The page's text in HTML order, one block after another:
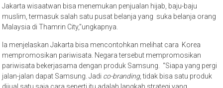
Jakarta wisaatwan bisa menemukan penjualan hijab, baju-baju
muslim, termasuk salah satu pusat belanja yang suka belanja orang
Malaysia di Thamrin City,”ungkapnya.
Ia menjelaskan Jakarta bisa mencontohkan melihat cara Korea
mempromosikan pariwisata. Negara tersebut mempromosikan
pariwisata bekerjasama dengan produk Samsung. “Siapa yang pergi
jalan-jalan dapat Samsung. Jadi co-branding, tidak bisa satu produk
dijual satu saja cara seperti itu adalah langkah strategi yang